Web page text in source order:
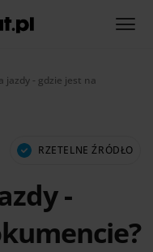
jazdy - gdzie jest na
RZETELNE ŹRÓDŁO
-